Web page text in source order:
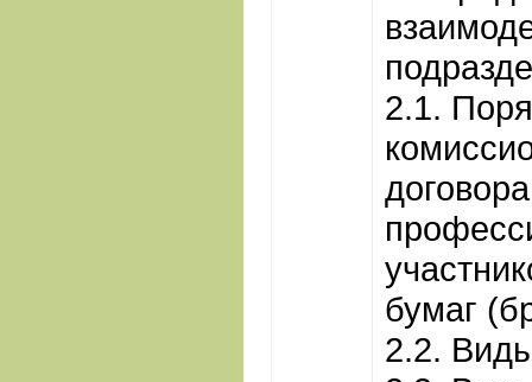
2.1.
бумаг
2.2.